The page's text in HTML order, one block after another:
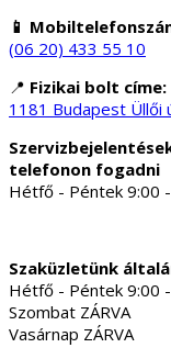
📱
(06 20) 433 55 10
📍 Fizikai bolt címe:
1181 Budapest Üllői
telefonon fogadni
Hétfő - Péntek 9:00
Szaküzletünk
Hétfő - Péntek 9:00
Szombat ZÁRVA
Vasárnap ZÁRVA